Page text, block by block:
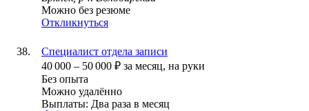
Можно без резюме
Откликнуться
Специалист отдела записи
40 000 – 50 000 ₽ за месяц, на руки
Без опыта
Можно удалённо
Выплаты: Два раза в месяц